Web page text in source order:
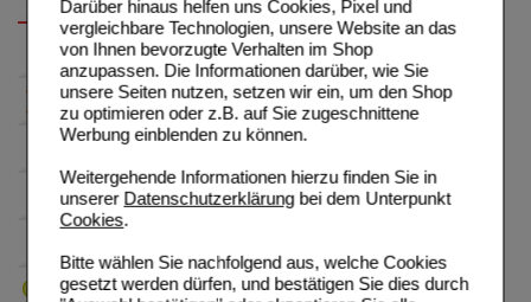
Darüber hinaus helfen uns Cookies, Pixel und
vergleichbare Technologien, unsere Website an das
von Ihnen bevorzugte Verhalten im Shop
anzupassen. Die Informationen darüber, wie Sie
unsere Seiten nutzen, setzen wir ein, um den Shop
zu optimieren oder z.B. auf Sie zugeschnittene
Werbung einblenden zu können.
Weitergehende Informationen hierzu finden Sie in
unserer Datenschutzerklärungbei dem Unterpunkt
Cookies.
Bitte wählen Sie nachfolgend aus, welche Cookies
gesetzt werden dürfen, und bestätigen Sie dies durch